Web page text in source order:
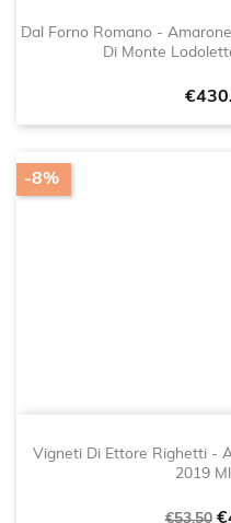
Dal Forno Romano -
Di Monte
Price
Vigneti Di Ettore Righetti -
2019
Regular
€53.50
-8%